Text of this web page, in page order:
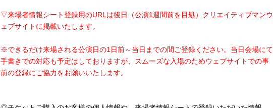
▽来場者情報シート登録用のURLは後日（公演1週間前を目処）クリエイティブマンウ
ェブサイトに掲載いたします。
※できるだけ来場される公演日の1日前～当日までの間ご登録ください。当日会場にて
手書きでの対応も予定はしておりますが、スムーズな入場のためウェブサイトでの事
前の登録にご協力をお願いいたします。